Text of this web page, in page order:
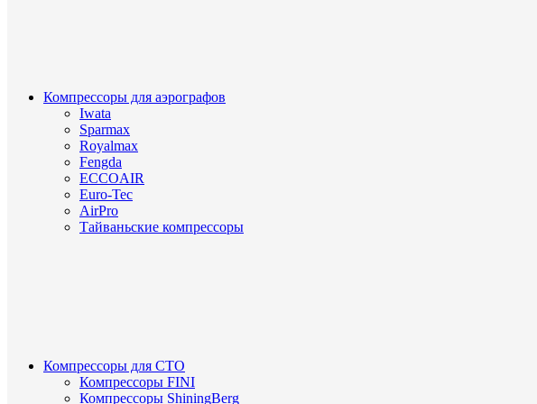
Компрессоры для аэрографов
Iwata
Sparmax
Royalmax
Fengda
ECCOAIR
Euro-Tec
AirPro
Тайваньские компрессоры
Компрессоры для СТО
Компрессоры FINI
Компрессоры ShiningBerg